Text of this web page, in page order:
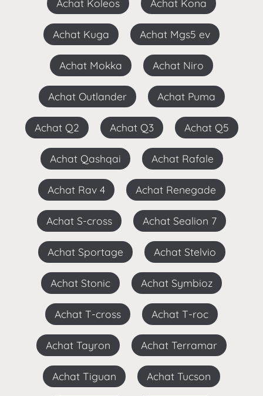
Achat Koleos Achat Kona
Achat Kuga Achat Mgs5 ev
Achat Mokka Achat Niro
Achat Outlander Achat Puma
Achat Q2 Achat Q3 Achat Q5
Achat Qashqai Achat Rafale
Achat Rav 4 Achat Renegade
Achat S-cross Achat Sealion 7
Achat Sportage Achat Stelvio
Achat Stonic Achat Symbioz
Achat T-cross Achat T-roc
Achat Tayron Achat Terramar
Achat Tiguan Achat Tucson